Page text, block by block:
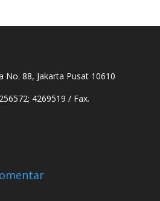
No. 88, Jakarta Pusat 10610
4269519 / Fax.